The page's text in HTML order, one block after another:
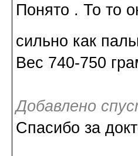
Понято . То то
сильно как
Вес 740-750
Добавлено
Спасибо за